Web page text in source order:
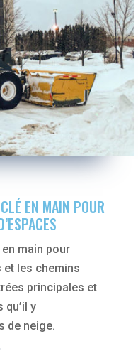
EN MAIN POUR
main pour
et les chemins
principales et
qu’il y
de neige.